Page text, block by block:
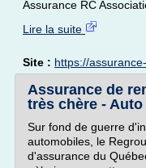
Assurance RC
Lire la suite
Site : https://
Assurance de
très chère - Auto
Sur fond de guerre
automobiles, le
d'assurance du